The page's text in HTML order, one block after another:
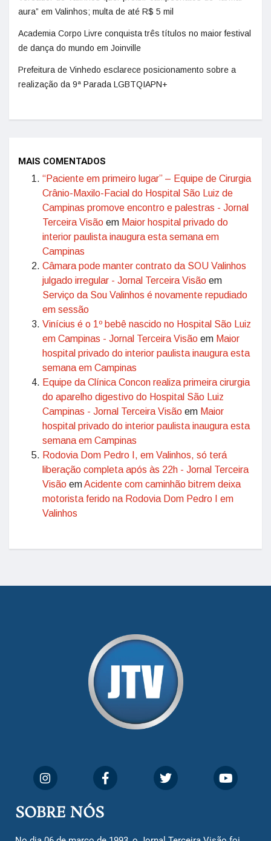
aura” em Valinhos; multa de até R$ 5 mil
Academia Corpo Livre conquista três títulos no maior festival
de dança do mundo em Joinville
Prefeitura de Vinhedo esclarece posicionamento sobre a
realização da 9ª Parada LGBTQIAPN+
MAIS COMENTADOS
“Paciente em primeiro lugar” – Equipe de Cirurgia
Crânio-Maxilo-Facial do Hospital São Luiz de
Campinas promove encontro e palestras - Jornal
Terceira Visão em Maior hospital privado do
interior paulista inaugura esta semana em
Campinas
Câmara pode manter contrato da SOU Valinhos
julgado irregular - Jornal Terceira Visão em
Serviço da Sou Valinhos é novamente repudiado
em sessão
Vinícius é o 1º bebê nascido no Hospital São Luiz
em Campinas - Jornal Terceira Visão em Maior
hospital privado do interior paulista inaugura esta
semana em Campinas
Equipe da Clínica Concon realiza primeira cirurgia
do aparelho digestivo do Hospital São Luiz
Campinas - Jornal Terceira Visão em Maior
hospital privado do interior paulista inaugura esta
semana em Campinas
Rodovia Dom Pedro I, em Valinhos, só terá
liberação completa após às 22h - Jornal Terceira
Visão emAcidente com caminhão bitrem deixa
motorista ferido na Rodovia Dom Pedro I em
Valinhos
SOBRE NÓS